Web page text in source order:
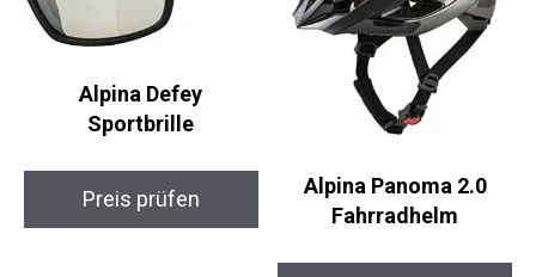
Alpina Defey
Sportbrille
Preis prüfen
Alpina Panoma 2.0
Fahrradhelm